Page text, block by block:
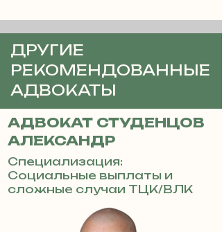
ДРУГИЕ
РЕКОМЕНДОВАННЫЕ
АДВОКАТЫ
АДВОКАТ СТУДЕНЦОВ
АЛЕКСАНДР
Специализация:
Социальные выплаты и
сложные случаи ТЦК/ВЛК